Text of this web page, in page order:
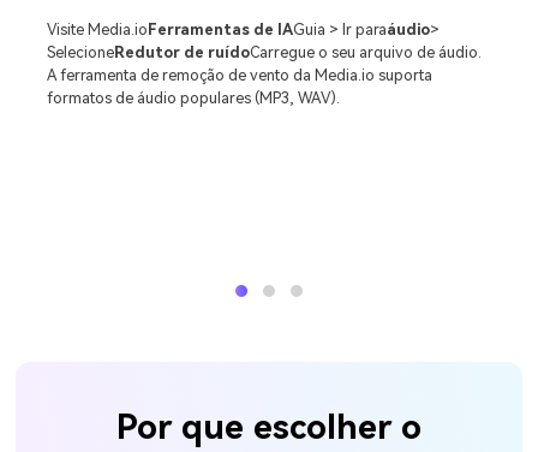
Visite Media.io Ferramentas de IAGuia > Ir paraáudio>
SelecioneRedutor de ruídoCarregue o seu arquivo de áudio.
A ferramenta de remoção de vento da Media.io suporta
formatos de áudio populares (MP3, WAV).
Por que escolher o